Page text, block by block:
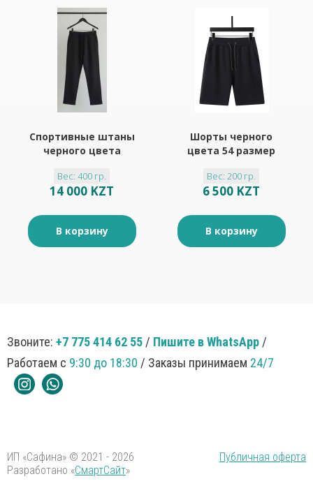
Спортивные штаны
черного цвета
Вес: 400 гр.
14 000 KZT
В корзину
Шорты черного
цвета 54 размер
Вес: 200 гр.
6 500 KZT
В корзину
Звоните: +7 775 414 62 55 / Пишите в WhatsApp /
Работаем с 9:30 до 18:30 / Заказы принимаем 24/7
ИП «Сафина» © 2021 - 2026
Публичная оферта
Разработано «СмартСайт»